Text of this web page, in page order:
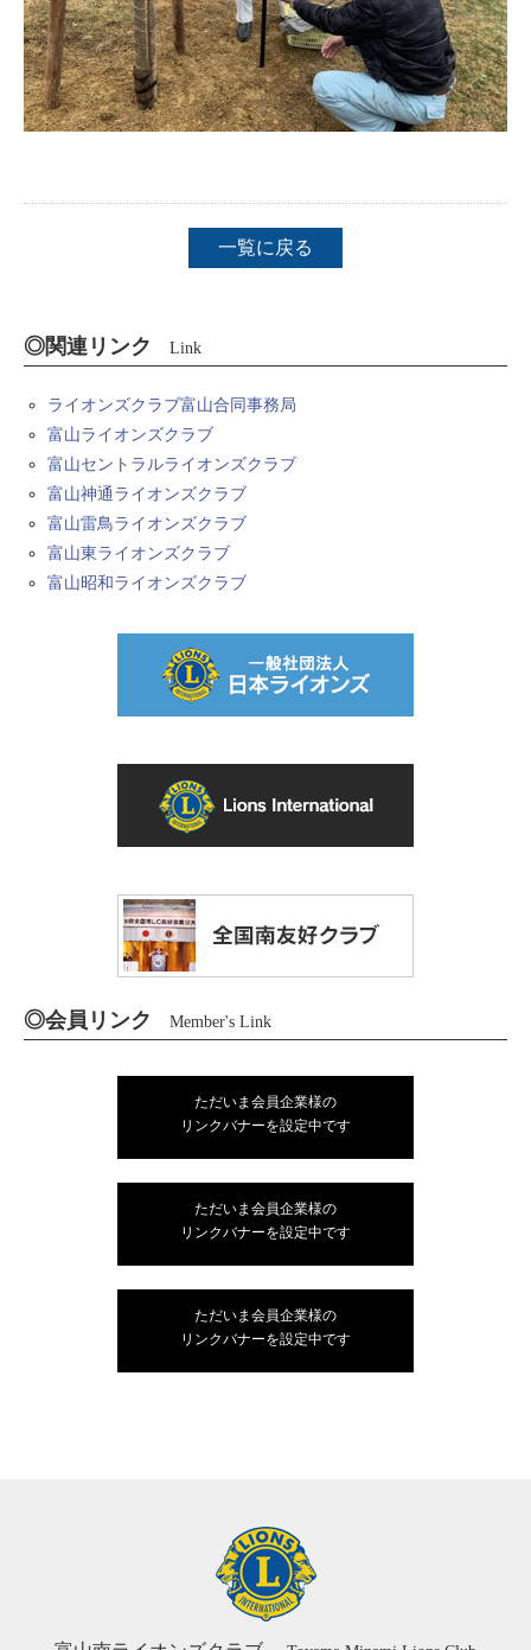
一覧に戻る
◎関連リンク Link
ライオンズクラブ富山合同事務局
富山ライオンズクラブ
富山セントラルライオンズクラブ
富山神通ライオンズクラブ
富山雷鳥ライオンズクラブ
富山東ライオンズクラブ
富山昭和ライオンズクラブ
◎会員リンク Member's Link
ただいま会員企業様の
リンクバナーを設定中です
ただいま会員企業様の
リンクバナーを設定中です
ただいま会員企業様の
リンクバナーを設定中です